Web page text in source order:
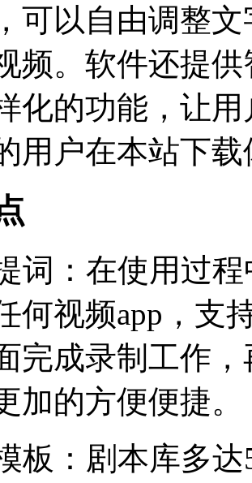
可以自由调整
频。软件还提
化的功能，让
用户在本站下载
词：在使用过
何视频app，支
完成录制工作
加的方便便捷。
板：剧本库多